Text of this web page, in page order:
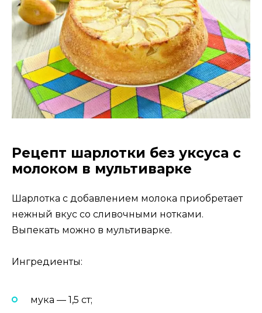
Рецепт шарлотки без уксуса с
молоком в мультиварке
Шарлотка с добавлением молока приобретает
нежный вкус со сливочными нотками.
Выпекать можно в мультиварке.
Ингредиенты:
мука — 1,5 ст;